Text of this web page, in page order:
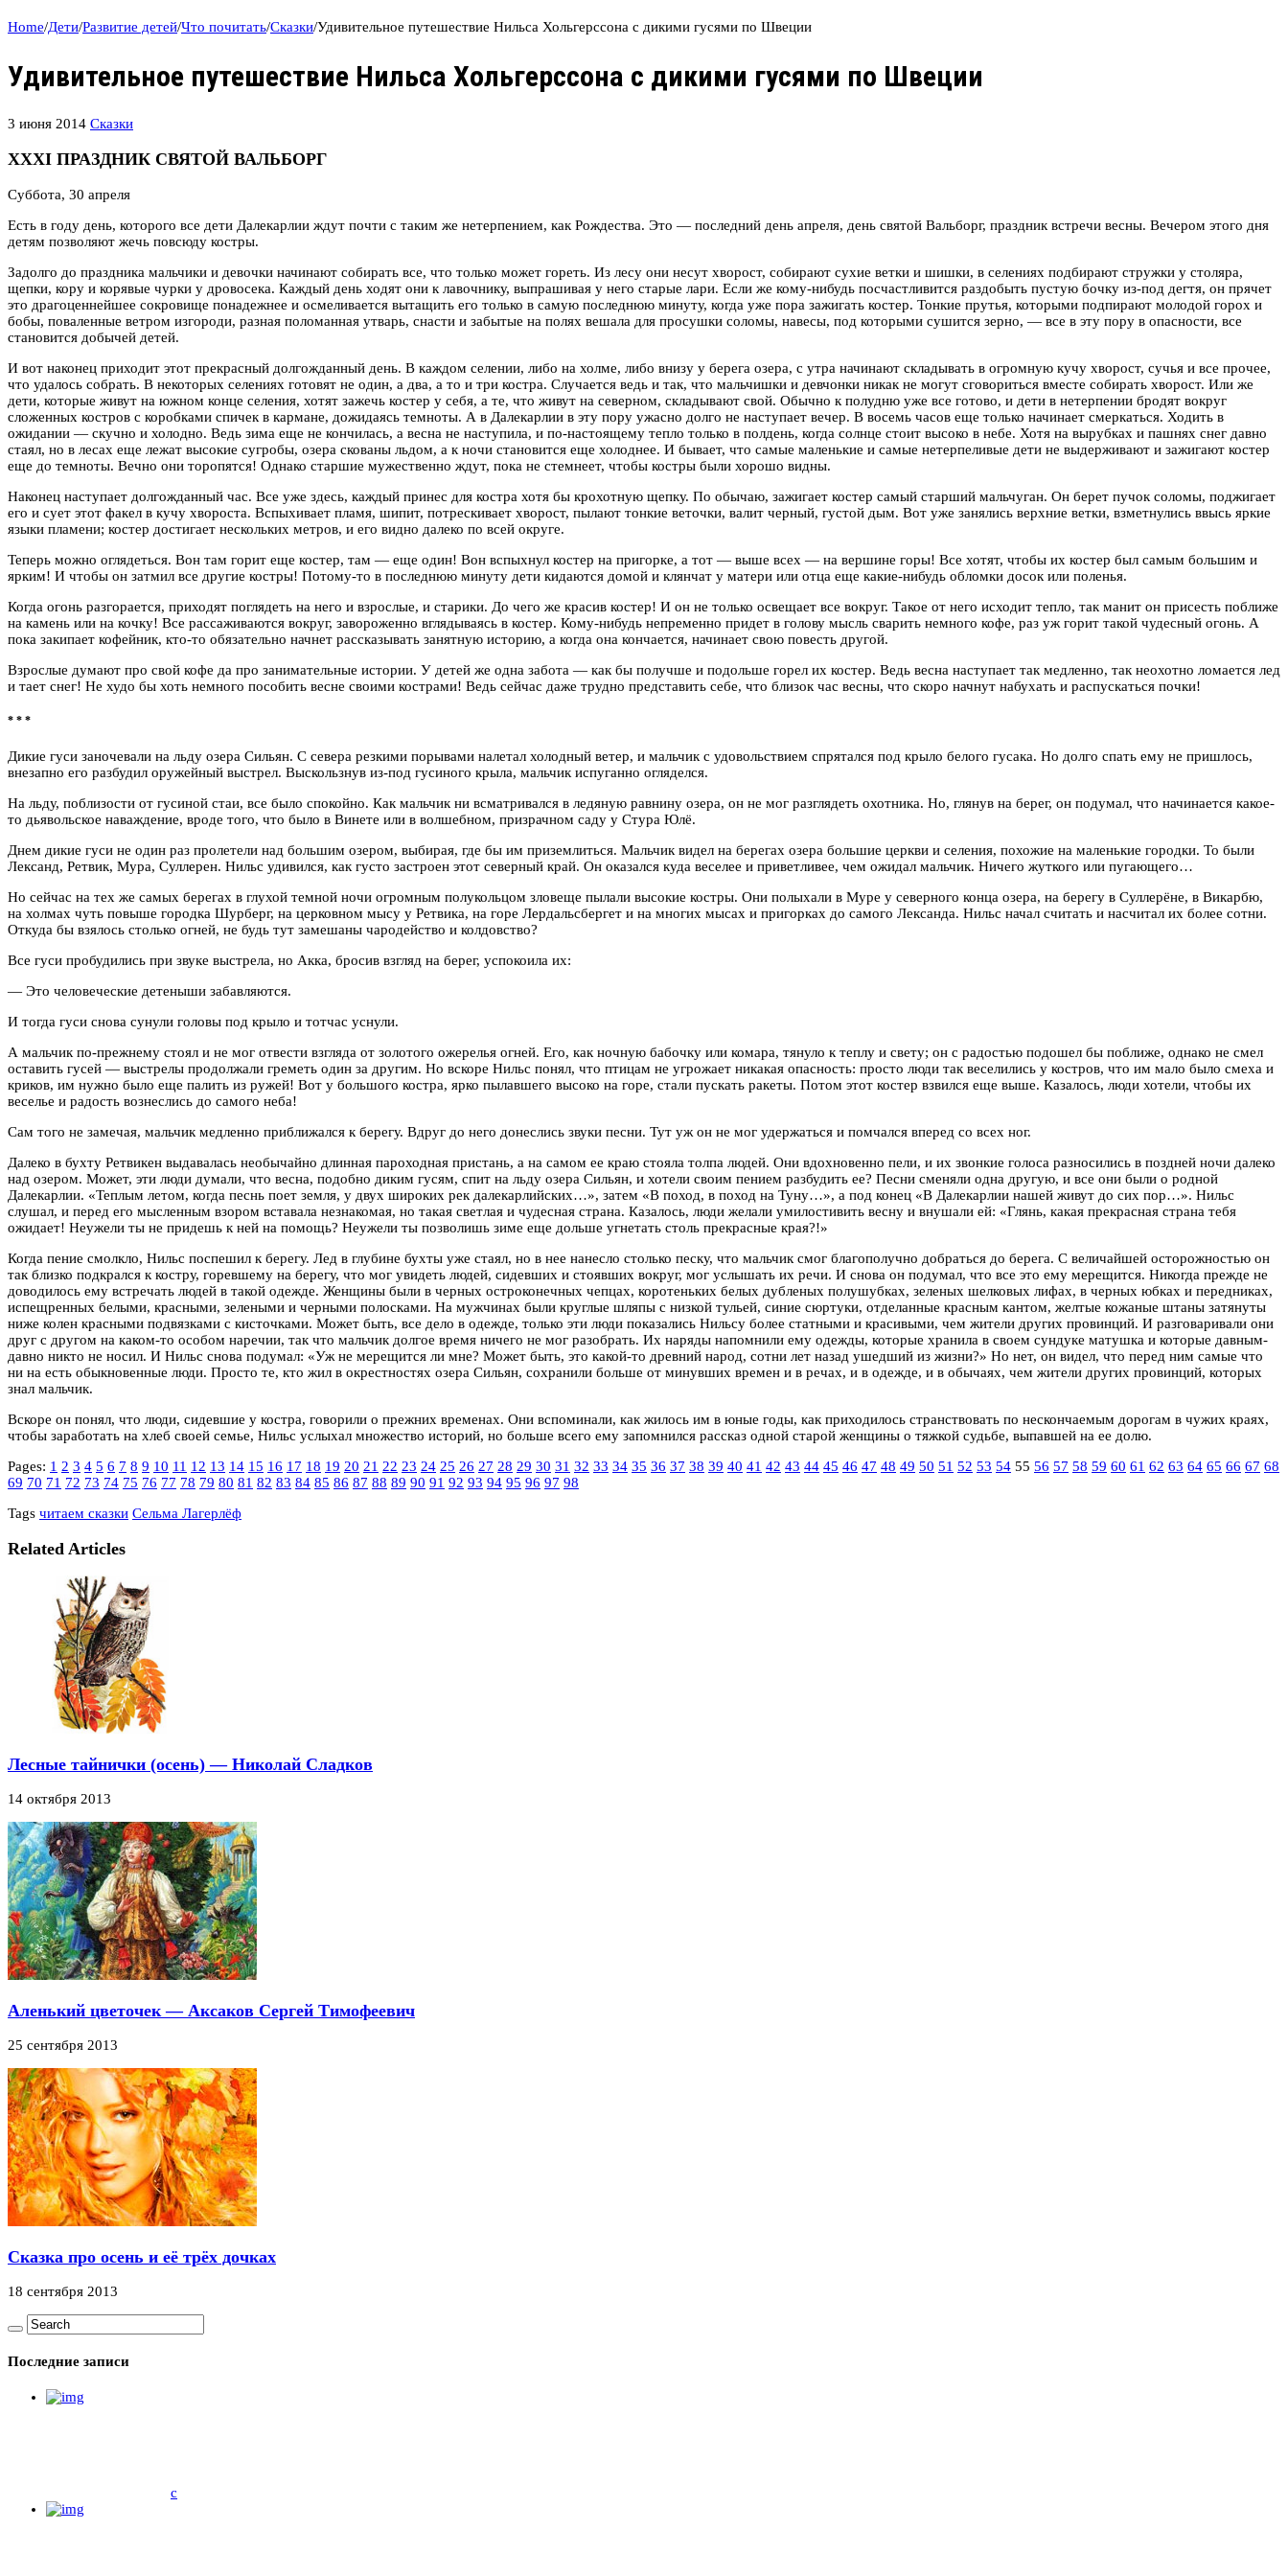
Home/Дети/Развитие детей/Что почитать/Сказки/Удивительное путешествие Нильса Хольгерссона с дикими гусями по Швеции
Удивительное путешествие Нильса Хольгерссона с дикими гусями по Швеции
3 июня 2014 Сказки
XXXI ПРАЗДНИК СВЯТОЙ ВАЛЬБОРГ
Суббота, 30 апреля
Есть в году день, которого все дети Далекарлии ждут почти с таким же нетерпением, как Рождества. Это — последний день апреля, день святой Вальборг, праздник встречи весны. Вечером этого дня
детям позволяют жечь повсюду костры.
Задолго до праздника мальчики и девочки начинают собирать все, что только может гореть. Из лесу они несут хворост, собирают сухие ветки и шишки, в селениях подбирают стружки у столяра,
щепки, кору и корявые чурки у дровосека. Каждый день ходят они к лавочнику, выпрашивая у него старые лари. Если же кому-нибудь посчастливится раздобыть пустую бочку из-под дегтя, он прячет
это драгоценнейшее сокровище понадежнее и осмеливается вытащить его только в самую последнюю минуту, когда уже пора зажигать костер. Тонкие прутья, которыми подпирают молодой горох и
бобы, поваленные ветром изгороди, разная поломанная утварь, снасти и забытые на полях вешала для просушки соломы, навесы, под которыми сушится зерно, — все в эту пору в опасности, все
становится добычей детей.
И вот наконец приходит этот прекрасный долгожданный день. В каждом селении, либо на холме, либо внизу у берега озера, с утра начинают складывать в огромную кучу хворост, сучья и все прочее,
что удалось собрать. В некоторых селениях готовят не один, а два, а то и три костра. Случается ведь и так, что мальчишки и девчонки никак не могут сговориться вместе собирать хворост. Или же
дети, которые живут на южном конце селения, хотят зажечь костер у себя, а те, что живут на северном, складывают свой. Обычно к полудню уже все готово, и дети в нетерпении бродят вокруг
сложенных костров с коробками спичек в кармане, дожидаясь темноты. А в Далекарлии в эту пору ужасно долго не наступает вечер. В восемь часов еще только начинает смеркаться. Ходить в
ожидании — скучно и холодно. Ведь зима еще не кончилась, а весна не наступила, и по-настоящему тепло только в полдень, когда солнце стоит высоко в небе. Хотя на вырубках и пашнях снег давно
стаял, но в лесах еще лежат высокие сугробы, озера скованы льдом, а к ночи становится еще холоднее. И бывает, что самые маленькие и самые нетерпеливые дети не выдерживают и зажигают костер
еще до темноты. Вечно они торопятся! Однако старшие мужественно ждут, пока не стемнеет, чтобы костры были хорошо видны.
Наконец наступает долгожданный час. Все уже здесь, каждый принес для костра хотя бы крохотную щепку. По обычаю, зажигает костер самый старший мальчуган. Он берет пучок соломы, поджигает
его и сует этот факел в кучу хвороста. Вспыхивает пламя, шипит, потрескивает хворост, пылают тонкие веточки, валит черный, густой дым. Вот уже занялись верхние ветки, взметнулись ввысь яркие
языки пламени; костер достигает нескольких метров, и его видно далеко по всей округе.
Теперь можно оглядеться. Вон там горит еще костер, там — еще один! Вон вспыхнул костер на пригорке, а тот — выше всех — на вершине горы! Все хотят, чтобы их костер был самым большим и
ярким! И чтобы он затмил все другие костры! Потому-то в последнюю минуту дети кидаются домой и клянчат у матери или отца еще какие-нибудь обломки досок или поленья.
Когда огонь разгорается, приходят поглядеть на него и взрослые, и старики. До чего же красив костер! И он не только освещает все вокруг. Такое от него исходит тепло, так манит он присесть поближе
на камень или на кочку! Все рассаживаются вокруг, завороженно вглядываясь в костер. Кому-нибудь непременно придет в голову мысль сварить немного кофе, раз уж горит такой чудесный огонь. А
пока закипает кофейник, кто-то обязательно начнет рассказывать занятную историю, а когда она кончается, начинает свою повесть другой.
Взрослые думают про свой кофе да про занимательные истории. У детей же одна забота — как бы получше и подольше горел их костер. Ведь весна наступает так медленно, так неохотно ломается лед
и тает снег! Не худо бы хоть немного пособить весне своими кострами! Ведь сейчас даже трудно представить себе, что близок час весны, что скоро начнут набухать и распускаться почки!
* * *
Дикие гуси заночевали на льду озера Сильян. С севера резкими порывами налетал холодный ветер, и мальчик с удовольствием спрятался под крыло белого гусака. Но долго спать ему не пришлось,
внезапно его разбудил оружейный выстрел. Выскользнув из-под гусиного крыла, мальчик испуганно огляделся.
На льду, поблизости от гусиной стаи, все было спокойно. Как мальчик ни всматривался в ледяную равнину озера, он не мог разглядеть охотника. Но, глянув на берег, он подумал, что начинается какое-
то дьявольское наваждение, вроде того, что было в Винете или в волшебном, призрачном саду у Стура Юлё.
Днем дикие гуси не один раз пролетели над большим озером, выбирая, где бы им приземлиться. Мальчик видел на берегах озера большие церкви и селения, похожие на маленькие городки. То были
Лександ, Ретвик, Мура, Суллерен. Нильс удивился, как густо застроен этот северный край. Он оказался куда веселее и приветливее, чем ожидал мальчик. Ничего жуткого или пугающего…
Но сейчас на тех же самых берегах в глухой темной ночи огромным полукольцом зловеще пылали высокие костры. Они полыхали в Муре у северного конца озера, на берегу в Суллерёне, в Викарбю,
на холмах чуть повыше городка Шурберг, на церковном мысу у Ретвика, на горе Лердальсбергет и на многих мысах и пригорках до самого Лександа. Нильс начал считать и насчитал их более сотни.
Откуда бы взялось столько огней, не будь тут замешаны чародейство и колдовство?
Все гуси пробудились при звуке выстрела, но Акка, бросив взгляд на берег, успокоила их:
— Это человеческие детеныши забавляются.
И тогда гуси снова сунули головы под крыло и тотчас уснули.
А мальчик по-прежнему стоял и не мог отвести взгляда от золотого ожерелья огней. Его, как ночную бабочку или комара, тянуло к теплу и свету; он с радостью подошел бы поближе, однако не смел
оставить гусей — выстрелы продолжали греметь один за другим. Но вскоре Нильс понял, что птицам не угрожает никакая опасность: просто люди так веселились у костров, что им мало было смеха и
криков, им нужно было еще палить из ружей! Вот у большого костра, ярко пылавшего высоко на горе, стали пускать ракеты. Потом этот костер взвился еще выше. Казалось, люди хотели, чтобы их
веселье и радость вознеслись до самого неба!
Сам того не замечая, мальчик медленно приближался к берегу. Вдруг до него донеслись звуки песни. Тут уж он не мог удержаться и помчался вперед со всех ног.
Далеко в бухту Ретвикен выдавалась необычайно длинная пароходная пристань, а на самом ее краю стояла толпа людей. Они вдохновенно пели, и их звонкие голоса разносились в поздней ночи далеко
над озером. Может, эти люди думали, что весна, подобно диким гусям, спит на льду озера Сильян, и хотели своим пением разбудить ее? Песни сменяли одна другую, и все они были о родной
Далекарлии. «Теплым летом, когда песнь поет земля, у двух широких рек далекарлийских…», затем «В поход, в поход на Туну…», а под конец «В Далекарлии нашей живут до сих пор…». Нильс
слушал, и перед его мысленным взором вставала незнакомая, но такая светлая и чудесная страна. Казалось, люди желали умилостивить весну и внушали ей: «Глянь, какая прекрасная страна тебя
ожидает! Неужели ты не придешь к ней на помощь? Неужели ты позволишь зиме еще дольше угнетать столь прекрасные края?!»
Когда пение смолкло, Нильс поспешил к берегу. Лед в глубине бухты уже стаял, но в нее нанесло столько песку, что мальчик смог благополучно добраться до берега. С величайшей осторожностью он
так близко подкрался к костру, горевшему на берегу, что мог увидеть людей, сидевших и стоявших вокруг, мог услышать их речи. И снова он подумал, что все это ему мерещится. Никогда прежде не
доводилось ему встречать людей в такой одежде. Женщины были в черных остроконечных чепцах, коротеньких белых дубленых полушубках, зеленых шелковых лифах, в черных юбках и передниках,
испещренных белыми, красными, зелеными и черными полосками. На мужчинах были круглые шляпы с низкой тульей, синие сюртуки, отделанные красным кантом, желтые кожаные штаны затянуты
ниже колен красными подвязками с кисточками. Может быть, все дело в одежде, только эти люди показались Нильсу более статными и красивыми, чем жители других провинций. И разговаривали они
друг с другом на каком-то особом наречии, так что мальчик долгое время ничего не мог разобрать. Их наряды напомнили ему одежды, которые хранила в своем сундуке матушка и которые давным-
давно никто не носил. И Нильс снова подумал: «Уж не мерещится ли мне? Может быть, это какой-то древний народ, сотни лет назад ушедший из жизни?» Но нет, он видел, что перед ним самые что
ни на есть обыкновенные люди. Просто те, кто жил в окрестностях озера Сильян, сохранили больше от минувших времен и в речах, и в одежде, и в обычаях, чем жители других провинций, которых
знал мальчик.
Вскоре он понял, что люди, сидевшие у костра, говорили о прежних временах. Они вспоминали, как жилось им в юные годы, как приходилось странствовать по нескончаемым дорогам в чужих краях,
чтобы заработать на хлеб своей семье, Нильс услыхал множество историй, но больше всего ему запомнился рассказ одной старой женщины о тяжкой судьбе, выпавшей на ее долю.
Pages: 1 2 3 4 5 6 7 8 9 10 11 12 13 14 15 16 17 18 19 20 21 22 23 24 25 26 27 28 29 30 31 32 33 34 35 36 37 38 39 40 41 42 43 44 45 46 47 48 49 50 51 52 53 54 55 56 57 58 59 60 61 62 63 64 65 66 67 68
69 70 71 72 73 74 75 76 77 78 79 80 81 82 83 84 85 86 87 88 89 90 91 92 93 94 95 96 97 98
Tags читаем сказки Сельма Лагерлёф
Related Articles
Лесные тайнички (осень) — Николай Сладков
14 октября 2013
Аленький цветочек — Аксаков Сергей Тимофеевич
25 сентября 2013
Сказка про осень и её трёх дочках
18 сентября 2013
Последние записи
c